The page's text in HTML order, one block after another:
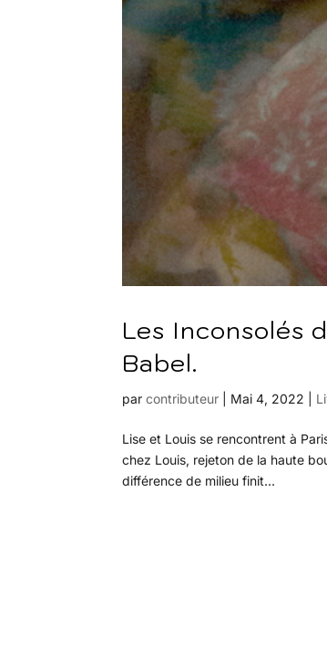
Les Inconsolés
Babel.
parcontributeur Mai 4, 2022
Lise et Louis se rencontrent à
chez Louis, rejeton de la haute
différence de milieu finit...